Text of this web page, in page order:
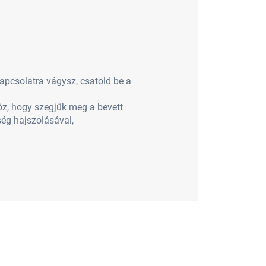
vágysz, csatold be a
hogy szegjük meg a bevett
hajszolásával,